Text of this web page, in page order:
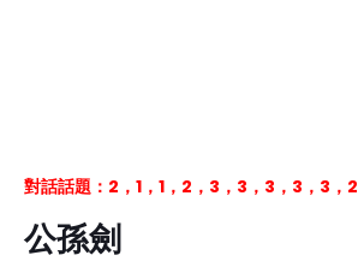
對話話題：2，1，1，2，3，3，3，3，3，2
公孫劍